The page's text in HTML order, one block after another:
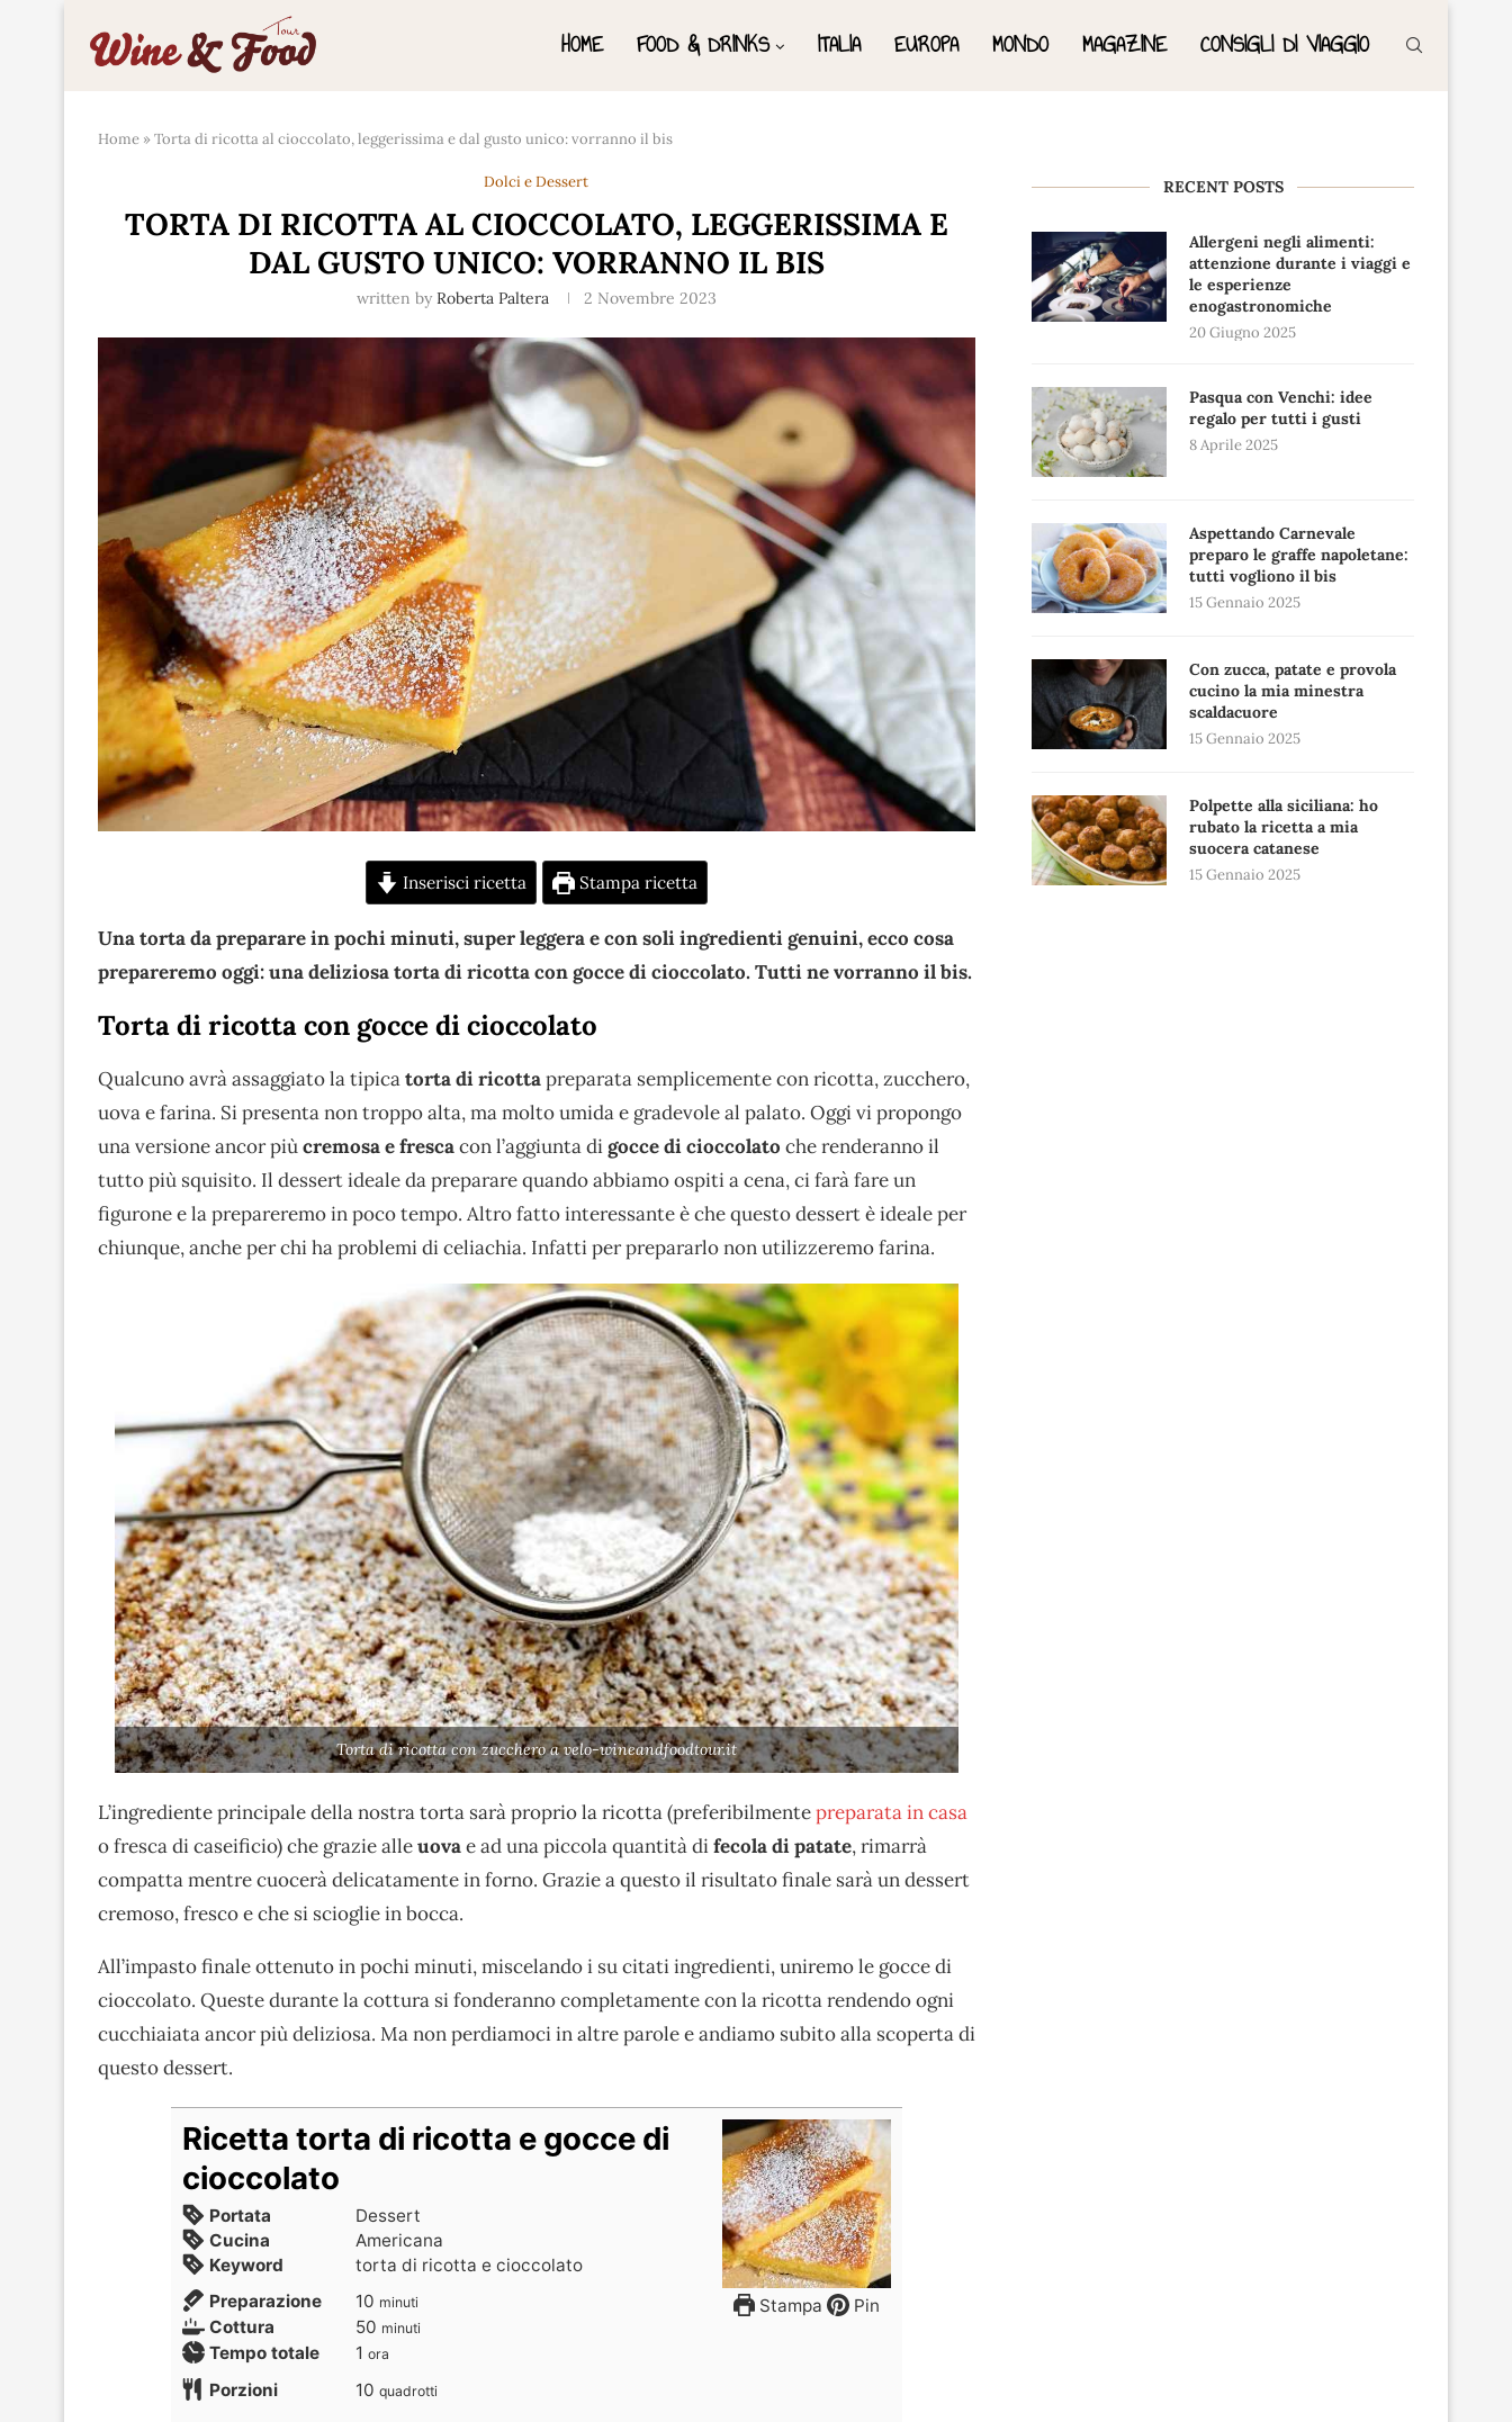
HOME FOOD & DRINKS ITALIA EUROPA MONDO MAGAZINE CONSIGLI DI VIAGGIO
Home »Torta di ricotta al cioccolato, leggerissima e dal gusto unico: vorranno il bis
Dolci e Dessert
TORTA DI RICOTTA AL CIOCCOLATO, LEGGERISSIMA E
DAL GUSTO UNICO: VORRANNO IL BIS
written by Roberta Paltera 2 Novembre 2023
Inserisci ricetta Stampa ricetta
Una torta da preparare in pochi minuti, super leggera e con soli ingredienti genuini, ecco cosa
prepareremo oggi: una deliziosa torta di ricotta con gocce di cioccolato. Tutti ne vorranno il bis.
Torta di ricotta con gocce di cioccolato
Qualcuno avrà assaggiato la tipicatorta di ricottapreparata semplicemente con ricotta, zucchero,
uova e farina. Si presenta non troppo alta, ma molto umida e gradevole al palato. Oggi vi propongo
una versione ancor piùcremosa e frescacon l’aggiunta digocce di cioccolato che renderanno il
tutto più squisito. Il dessert ideale da preparare quando abbiamo ospiti a cena, ci farà fare un
figurone e la prepareremo in poco tempo. Altro fatto interessante è che questo dessert è ideale per
chiunque, anche per chi ha problemi di celiachia. Infatti per prepararlo non utilizzeremo farina.
Torta di ricotta con zucchero a velo-wineandfoodtour.it
L’ingrediente principale della nostra torta sarà proprio la ricotta (preferibilmentepreparata in casa
o fresca di caseificio) che grazie alleuovae ad una piccola quantità difecola di patate, rimarrà
compatta mentre cuocerà delicatamente in forno. Grazie a questo il risultato finale sarà un dessert
cremoso, fresco e che si scioglie in bocca.
All’impasto finale ottenuto in pochi minuti, miscelando i su citati ingredienti, uniremo le gocce di
cioccolato. Queste durante la cottura si fonderanno completamente con la ricotta rendendo ogni
cucchiaiata ancor più deliziosa. Ma non perdiamoci in altre parole e andiamo subito alla scoperta di
questo dessert.
Stampa Pin
Ricetta torta di ricotta e gocce di
cioccolato
Portata
Dessert
Cucina
Americana
Keyword
torta di ricotta e cioccolato
Preparazione
10 minuti
Cottura 50 minuti
Tempo totale 1 ora
Porzioni 10 quadrotti
RECENT POSTS
Allergeni negli alimenti:
attenzione durante i viaggi e
le esperienze
enogastronomiche
20 Giugno 2025
Pasqua con Venchi: idee
regalo per tutti i gusti
8 Aprile 2025
Aspettando Carnevale
preparo le graffe napoletane:
tutti vogliono il bis
15 Gennaio 2025
Con zucca, patate e provola
cucino la mia minestra
scaldacuore
15 Gennaio 2025
Polpette alla siciliana: ho
rubato la ricetta a mia
suocera catanese
15 Gennaio 2025